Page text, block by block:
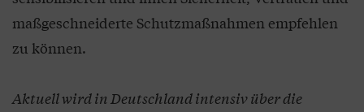
maßgeschneiderte Schutzmaßnahmen empfehlen
zu können.
Aktuell wird in Deutschland intensiv über die